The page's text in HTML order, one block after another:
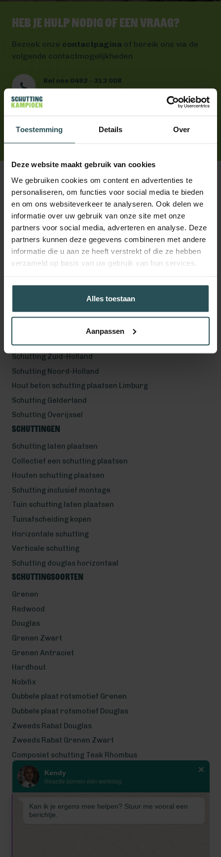
Toestemming Details Over
Deze website maakt gebruik van cookies
We gebruiken cookies om content en advertenties te
personaliseren, om functies voor social media te bieden
en om ons websiteverkeer te analyseren. Ook delen we
informatie over uw gebruik van onze site met onze
partners voor social media, adverteren en analyse. Deze
partners kunnen deze gegevens combineren met andere
informatie die u aan ze heeft verstrekt of die ze hebben
verzameld op basis van uw gebruik van hun services.
Alles toestaan
Aanpassen
Wij zijn even met bouwvak! Van 7
tot en met 16 augustus is
Heb je hulp nodig of een vraag?
Bezoek onze contactpagina of bereik ons via de
volgende contactmogelijkheden
Bel ons 0492 - 313 008
Wij helpen je graag verder
App ons
Volg ons!
Werkgebied
Hout beton schutting plaatsen Helmond
Hout beton schutting plaatsen Vught
Hout beton schutting plaatsen Den Bosch
Hout beton schutting plaatsen Uden
Schutting Noord-Brabant
Schutting Zuid-Holland
Schutting Noord-Holland
Hout beton schutting plaatsen Limburg
Schutting Gelderland
Schutting Overijssel
Schuttingen
Schutting laten plaatsen
Collectief een schutting plaatsen
Houten schutting plaatsen
Schutting inclusief montage
Tuin schutting laten plaatsen
Tuinafscheiding kopen
Horizontale schutting
Verticale schutting
Schutting douglas horizontaal
Schuttingsoorten
Grenen
Redwood
Douglas
Grenen Zwart
Grenen Antraciet
Hardhout
Nobifix
Dubbele plaat rotsmotief Grenen
Dubbele plaat rotsmotief Douglas
Zweeds Rabat Douglas
Zweeds Rabat Grenen Zwart
Composiet schutting Teak Rhombus
Wij werken met eerlijke
gecertificeerde houtsoorten
Kendy
Reactie binnen één werkdag
Kan ik je ergens mee helpen? Stuur me vooral een
berichtje.